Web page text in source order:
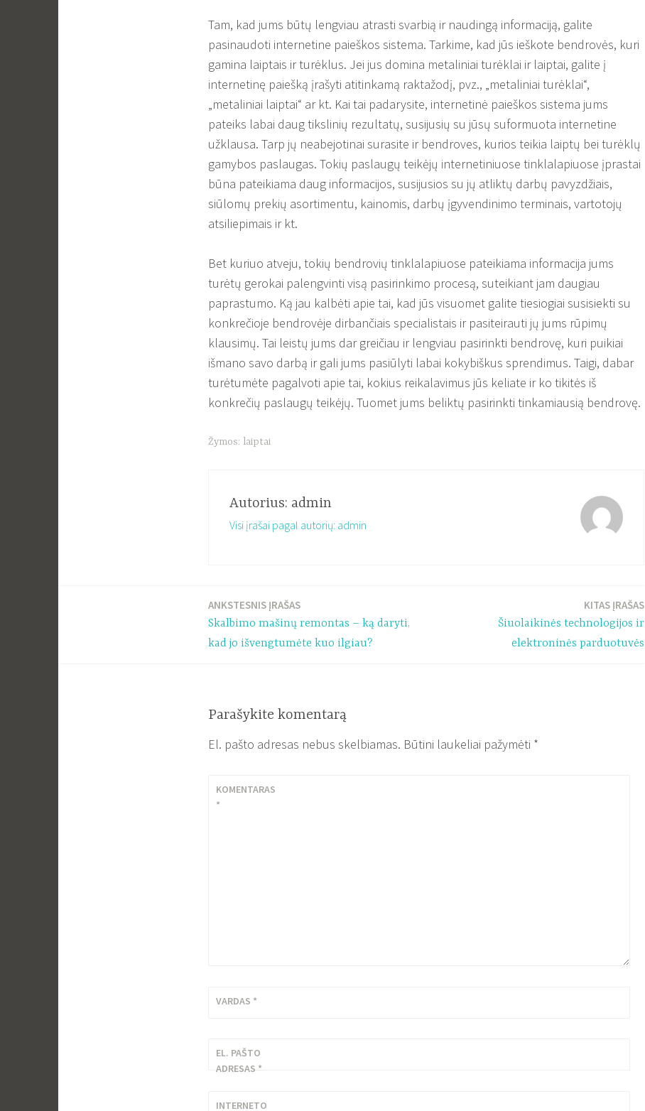
Tam, kad jums būtų lengviau atrasti svarbią ir naudingą informaciją, galite
pasinaudoti internetine paieškos sistema. Tarkime, kad jūs ieškote bendrovės, kuri
gamina laiptais ir turėklus. Jei jus domina metaliniai turėklai ir laiptai, galite į
internetinę paiešką įrašyti atitinkamą raktažodį, pvz., „metaliniai turėklai“,
„metaliniai laiptai“ ar kt. Kai tai padarysite, internetinė paieškos sistema jums
pateiks labai daug tikslinių rezultatų, susijusių su jūsų suformuota internetine
užklausa. Tarp jų neabejotinai surasite ir bendroves, kurios teikia laiptų bei turėklų
gamybos paslaugas. Tokių paslaugų teikėjų internetiniuose tinklalapiuose įprastai
būna pateikiama daug informacijos, susijusios su jų atliktų darbų pavyzdžiais,
siūlomų prekių asortimentu, kainomis, darbų įgyvendinimo terminais, vartotojų
atsiliepimais ir kt.
Bet kuriuo atveju, tokių bendrovių tinklalapiuose pateikiama informacija jums
turėtų gerokai palengvinti visą pasirinkimo procesą, suteikiant jam daugiau
paprastumo. Ką jau kalbėti apie tai, kad jūs visuomet galite tiesiogiai susisiekti su
konkrečioje bendrovėje dirbančiais specialistais ir pasiteirauti jų jums rūpimų
klausimų. Tai leistų jums dar greičiau ir lengviau pasirinkti bendrovę, kuri puikiai
išmano savo darbą ir gali jums pasiūlyti labai kokybiškus sprendimus. Taigi, dabar
turėtumėte pagalvoti apie tai, kokius reikalavimus jūs keliate ir ko tikitės iš
konkrečių paslaugų teikėjų. Tuomet jums beliktų pasirinkti tinkamiausią bendrovę.
Žymos: laiptai
Autorius: admin
Visi įrašai pagal autorių: admin
ANKSTESNIS ĮRAŠAS
Skalbimo mašinų remontas – ką daryti,
kad jo išvengtumėte kuo ilgiau?
KITAS ĮRAŠAS
Šiuolaikinės technologijos ir
elektroninės parduotuvės
Parašykite komentarą
El. pašto adresas nebus skelbiamas. Būtini laukeliai pažymėti *
KOMENTARAS
*
VARDAS *
EL. PAŠTO
ADRESAS *
INTERNETO